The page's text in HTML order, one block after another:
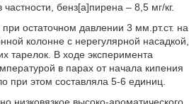
бенз[а]пирена – 8,5 мг/кг.
остаточном давлении 3 мм.рт.ст. на
колонне с нерегулярной насадкой,
тарелок. В ходе эксперимента
в парах от начала кипения
при этом составляла 5-6 единиц.
низковязкое высоко-ароматического